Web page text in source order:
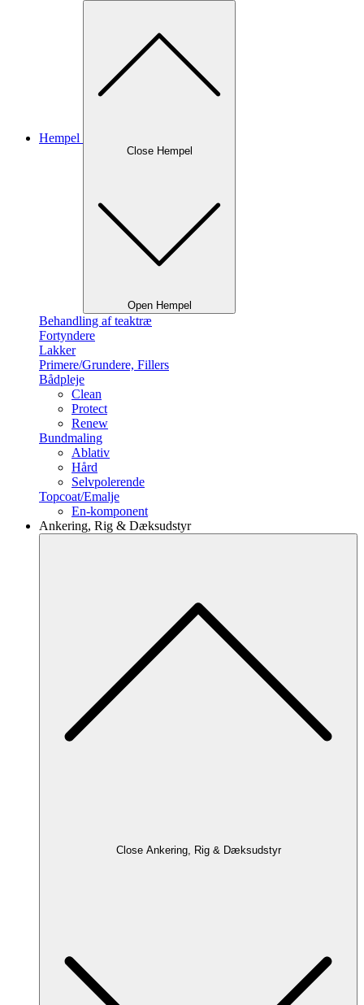
Hempel
Close Hempel
Open Hempel
Behandling af teaktræ
Fortyndere
Lakker
Primere/Grundere, Fillers
Bådpleje
Clean
Protect
Renew
Bundmaling
Ablativ
Hård
Selvpolerende
Topcoat/Emalje
En-komponent
Ankering, Rig & Dæksudstyr
Close Ankering, Rig & Dæksudstyr